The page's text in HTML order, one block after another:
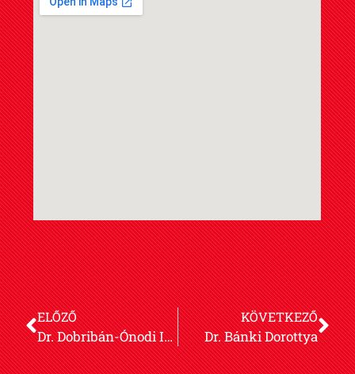
ELŐZŐ
Dr. Dobribán-Ónodi Ivett
KÖVETKEZŐ
Dr. Bánki Dorottya